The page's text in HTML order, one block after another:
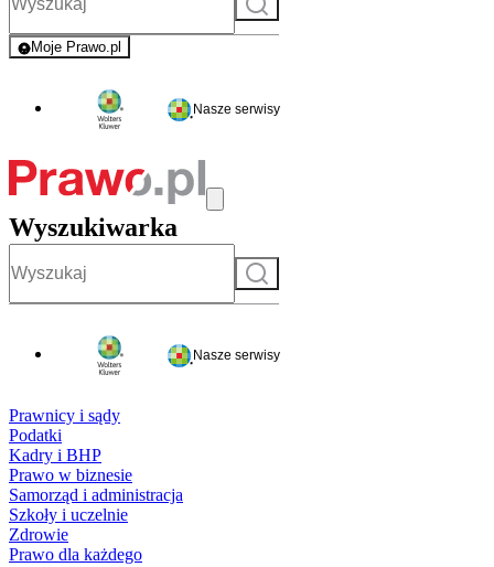
Moje Prawo.pl
- rejestracja i logowanie do serwisu
Nasze serwisy
Wyszukiwarka
Szukaj
Nasze serwisy
Prawnicy i sądy
Podatki
Kadry i BHP
Prawo w biznesie
Samorząd i administracja
Szkoły i uczelnie
Zdrowie
Prawo dla każdego